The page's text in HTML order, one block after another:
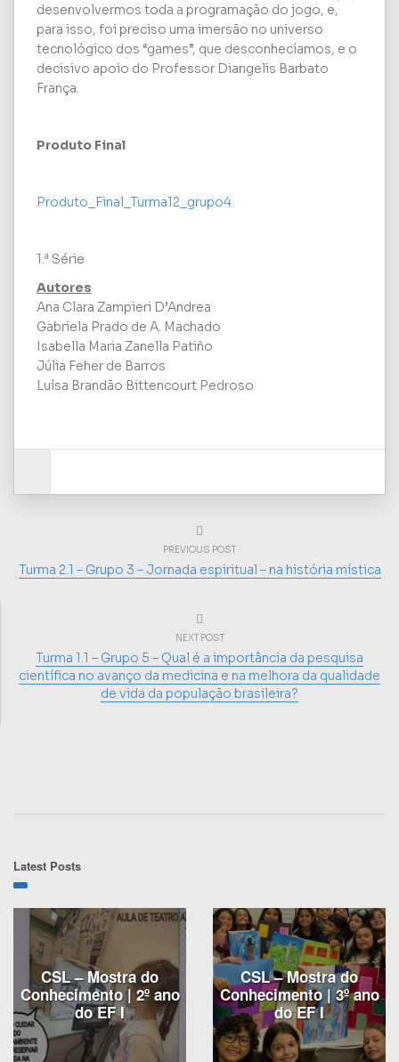
desenvolvermos toda a programação do jogo, e,
para isso, foi preciso uma imersão no universo
tecnológico dos “games”, que desconhecíamos, e o
decisivo apoio do Professor Diangelis Barbato
França.
Produto Final
Produto_Final_Turma12_grupo4
1.ª Série
Autores
Ana Clara Zampieri D’Andrea
Gabriela Prado de A. Machado
Isabella Maria Zanella Patiño
Júlia Feher de Barros
Luísa Brandão Bittencourt Pedroso
PREVIOUS POST
Turma 2.1 – Grupo 3 – Jornada espiritual – na história mística
NEXT POST
Turma 1.1 – Grupo 5 – Qual é a importância da pesquisa
científica no avanço da medicina e na melhora da qualidade
de vida da população brasileira?
Latest Posts
CSL – Mostra do
Conhecimento | 2º ano
do EF I
CSL – Mostra do
Conhecimento | 3º ano
do EF I